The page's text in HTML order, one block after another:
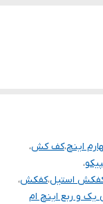
اینچ،کف کش،
،
استیل،کفکش،
کفکش استیل 40 متری یک و ربع اینچ ام